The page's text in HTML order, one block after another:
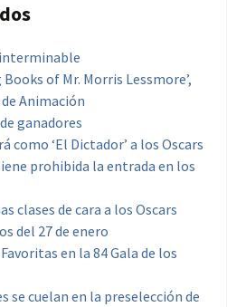
interminable
of Mr. Morris Lessmore’,
Animación
ganadores
como ‘El Dictador’ a los Oscars
prohibida la entrada en los
clases de cara a los Oscars
del 27 de enero
Favoritas en la 84 Gala de los
se cuelan en la preselección de